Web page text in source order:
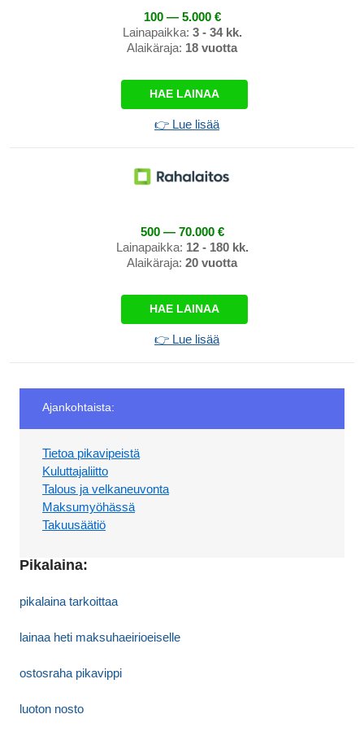
100 — 5.000 €
Lainapaikka: 3 - 34 kk.
Alaikäraja: 18 vuotta
HAE LAINAA
👉 Lue lisää
500 — 70.000 €
Lainapaikka: 12 - 180 kk.
Alaikäraja: 20 vuotta
HAE LAINAA
👉 Lue lisää
Ajankohtaista:
Tietoa pikavipeistä
Kuluttajaliitto
Talous ja velkaneuvonta
Maksumyöhässä
Takuusäätiö
Pikalaina:
pikalaina tarkoittaa
lainaa heti maksuhaeirioeiselle
ostosraha pikavippi
luoton nosto